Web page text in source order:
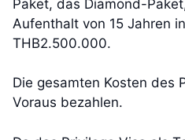
Paket, das Diamond-
Aufenthalt von 15 Jahren
THB2.500.000.
Die gesamten Kosten des
Voraus bezahlen.